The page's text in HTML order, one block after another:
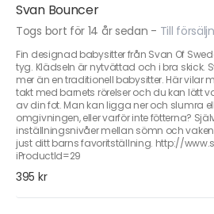
Svan Bouncer
Togs bort för 14 år sedan - Till
Fin designad babysitter från Svan Of
tyg. Klädseln är nytvättad och i bra skick.
mer än en traditionell babysitter. Här vilar
takt med barnets rörelser och du kan lätt
av din fot. Man kan ligga ner och slumra
omgivningen, eller varför inte fötterna?
inställningsnivåer mellan sömn och
just ditt barns favoritställning. http://
iProductId=29
395 kr